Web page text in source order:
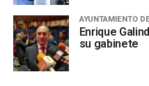
AYUNTAMIENTO
Enrique
su gabinete